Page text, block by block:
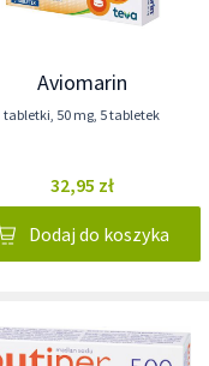
Aviomarin
tabletki, 50 mg, 5 tabletek
32,95 zł
Dodaj do koszyka